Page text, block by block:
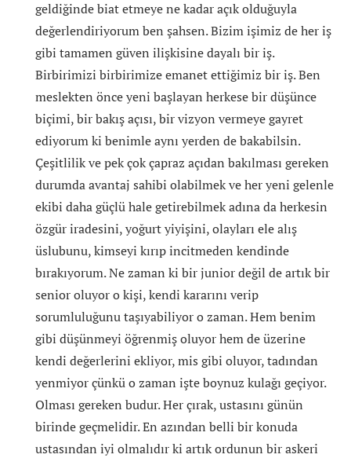
geldiğinde biat etmeye ne kadar açık olduğuyla
değerlendiriyorum ben şahsen. Bizim işimiz de her iş
gibi tamamen güven ilişkisine dayalı bir iş.
Birbirimizi birbirimize emanet ettiğimiz bir iş. Ben
meslekten önce yeni başlayan herkese bir düşünce
biçimi, bir bakış açısı, bir vizyon vermeye gayret
ediyorum ki benimle aynı yerden de bakabilsin.
Çeşitlilik ve pek çok çapraz açıdan bakılması gereken
durumda avantaj sahibi olabilmek ve her yeni gelenle
ekibi daha güçlü hale getirebilmek adına da herkesin
özgür iradesini, yoğurt yiyişini, olayları ele alış
üslubunu, kimseyi kırıp incitmeden kendinde
bırakıyorum. Ne zaman ki bir junior değil de artık bir
senior oluyor o kişi, kendi kararını verip
sorumluluğunu taşıyabiliyor o zaman. Hem benim
gibi düşünmeyi öğrenmiş oluyor hem de üzerine
kendi değerlerini ekliyor, mis gibi oluyor, tadından
yenmiyor çünkü o zaman işte boynuz kulağı geçiyor.
Olması gereken budur. Her çırak, ustasını günün
birinde geçmelidir. En azından belli bir konuda
ustasından iyi olmalıdır ki artık ordunun bir askeri